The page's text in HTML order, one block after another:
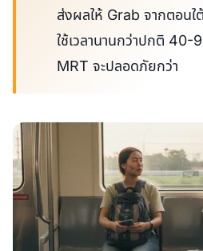
ส่งผลให้ Grab จากตอนใ
ใช้เวลานานกว่าปกติ 40-
MRT จะปลอดภัยกว่า